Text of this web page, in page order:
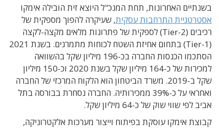
בשנתיים האחרונות, תחת המנכ"ל היוצא זית הובילה אימקו
אסטרטגיית התרחבות עסקית, שעיקרה להפוך מספקית של
רכיבים (Tier-2) לספקית של פתרונות מלאים מקצה-לקצה
(Tier-1) בתחום אחיזת השטח לכוחות מתמרנים. בשנת 2021
הסתכמו הכנסות החברה בכ-196 מיליון שקל בהשוואה
למכירות של כ-164 מיליון שקל בשנת 2020 וכ-150 מיליון
שקל ב-2019. משרד הביטחון הוא הלקוח המרכזי של החברה
ואחראי על כ-39% ממכירותיה. החברה נסחרת בבורסה בתל
אביב לפי שווי שוק של כ-64 מיליון שקל.
קבוצת אימקו עוסקת בפיתוח וייצור מערכות אלקטרוניקה,